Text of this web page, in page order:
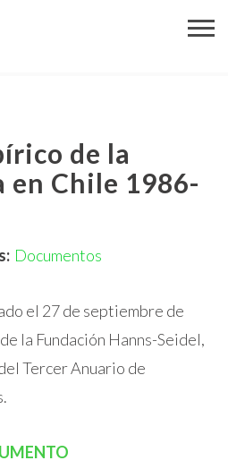
de la
en Chile 1986-
Documentos
el 27 de septiembre de
la Fundación Hanns-Seidel,
Tercer Anuario de